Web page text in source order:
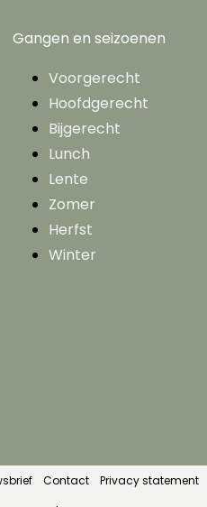
Gangen en seizoenen
Voorgerecht
Hoofdgerecht
Bijgerecht
Lunch
Lente
Zomer
Herfst
Winter
Contact
Privacy statement